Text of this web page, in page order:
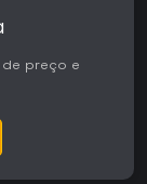
de preço e